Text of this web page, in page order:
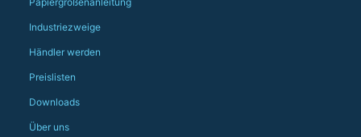
Industriezweige
Händler werden
Preislisten
Downloads
Über uns